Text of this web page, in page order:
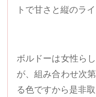
トで甘さと縦のラ
ボルドーは女性ら
が、組み合わせ次
る色ですから是非